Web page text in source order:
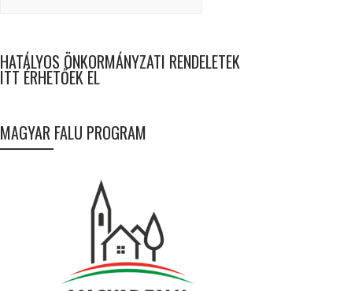
HATÁLYOS ÖNKORMÁNYZATI RENDELETEK
ITT ÉRHETŐEK EL
MAGYAR FALU PROGRAM